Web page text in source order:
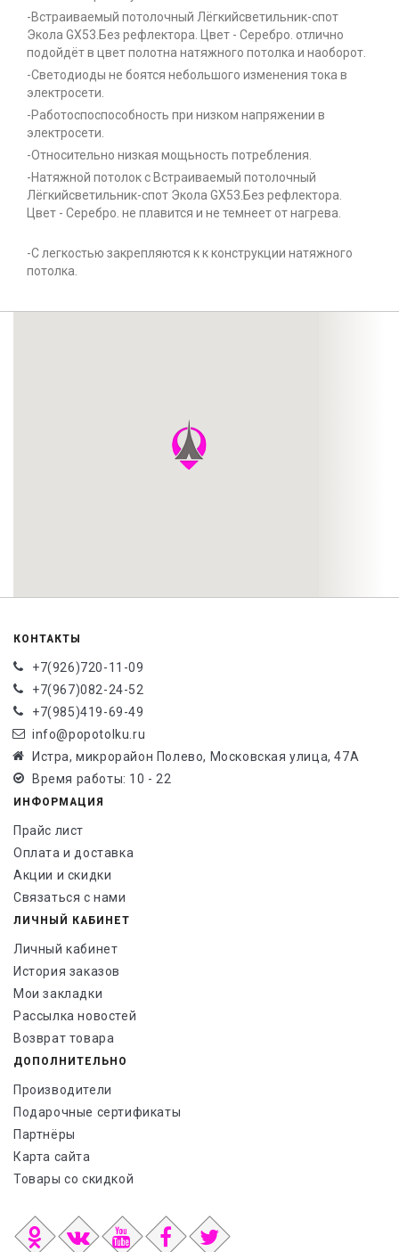
-Встраиваемый потолочный Лёгкийсветильник-спот
Экола GX53.Без рефлектора. Цвет - Серебро. отлично
подойдёт в цвет полотна натяжного потолка и наоборот.
-Светодиоды не боятся небольшого изменения тока в
электросети.
-Работоспоспособность при низком напряжении в
электросети.
-Относительно низкая мощьность потребления.
-Натяжной потолок с Встраиваемый потолочный
Лёгкийсветильник-спот Экола GX53.Без рефлектора.
Цвет - Серебро. не плавится и не темнеет от нагрева.
-С легкостью закрепляются к к конструкции натяжного
потолка.
КОНТАКТЫ
+7(926)720-11-09
+7(967)082-24-52
+7(985)419-69-49
info@popotolku.ru
Истра, микрорайон Полево, Московская улица, 47А
Время работы: 10 - 22
ИНФОРМАЦИЯ
Прайс лист
Оплата и доставка
Акции и скидки
Связаться с нами
ЛИЧНЫЙ КАБИНЕТ
Личный кабинет
История заказов
Мои закладки
Рассылка новостей
Возврат товара
ДОПОЛНИТЕЛЬНО
Производители
Подарочные сертификаты
Партнёры
Карта сайта
Товары со скидкой